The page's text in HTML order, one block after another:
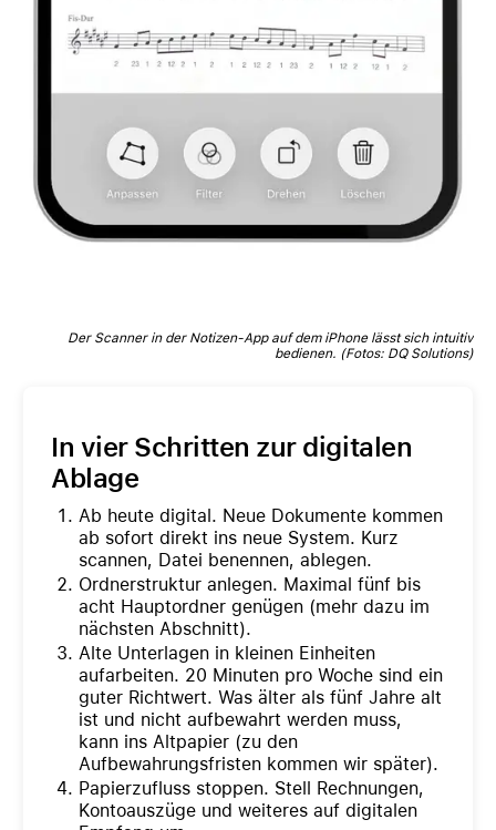
Der Scanner in der Notizen-App auf dem iPhone lässt sich intuitiv
bedienen. (Fotos: DQ Solutions)
In vier Schritten zur digitalen
Ablage
Ab heute digital. Neue Dokumente kommen
ab sofort direkt ins neue System. Kurz
scannen, Datei benennen, ablegen.
Ordnerstruktur anlegen. Maximal fünf bis
acht Hauptordner genügen (mehr dazu im
nächsten Abschnitt).
Alte Unterlagen in kleinen Einheiten
aufarbeiten. 20 Minuten pro Woche sind ein
guter Richtwert. Was älter als fünf Jahre alt
ist und nicht aufbewahrt werden muss,
kann ins Altpapier (zu den
Aufbewahrungsfristen kommen wir später).
Papierzufluss stoppen. Stell Rechnungen,
Kontoauszüge und weiteres auf digitalen